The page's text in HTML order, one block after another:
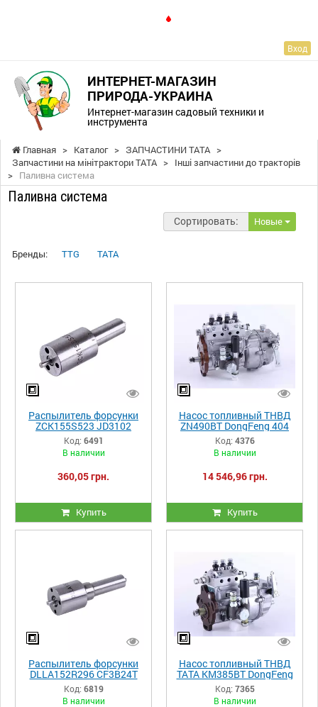
Вход
ИНТЕРНЕТ-МАГАЗИН
ПРИРОДА-УКРАИНА
Интернет-магазин садовый техники и
инструмента
Главная > Каталог > ЗАПЧАСТИНИ ТАТА >
Запчастини на мінітрактори ТАТА > Інші запчастини до тракторів
> Паливна система
Паливна система
Сортировать: Новые
Бренды: TTG TATA
Распылитель форсунки
ZCK155S523 JD3102
Код: 6491
В наличии
360,05 грн.
Купить
Насос топливный ТНВД
ZN490BT DongFeng 404
Chery 404
Код: 4376
В наличии
14 546,96 грн.
Купить
Распылитель форсунки
DLLA152R296 СF3B24T
Код: 6819
В наличии
Насос топливный ТНВД
ТАТА КМ385ВТ DongFeng
244/240 Foton 244 Jinma
244
Код: 7365
В наличии